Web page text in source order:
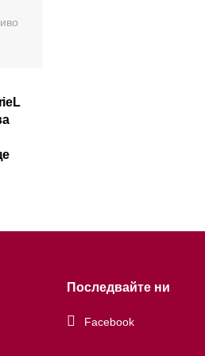
Последвайте ни
Facebook